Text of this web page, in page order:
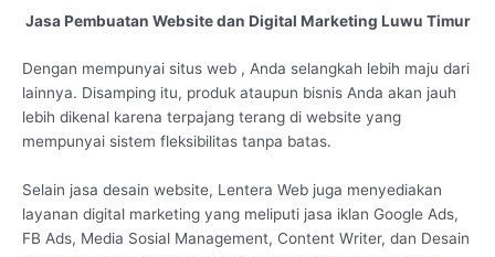
Jasa Pembuatan Website dan Digital Marketing Luwu Timur
Dengan mempunyai situs web , Anda selangkah lebih maju dari
lainnya. Disamping itu, produk ataupun bisnis Anda akan jauh
lebih dikenal karena terpajang terang di website yang
mempunyai sistem fleksibilitas tanpa batas.
Selain jasa desain website, Lentera Web juga menyediakan
layanan digital marketing yang meliputi jasa iklan Google Ads,
FB Ads, Media Sosial Management, Content Writer, dan Desain